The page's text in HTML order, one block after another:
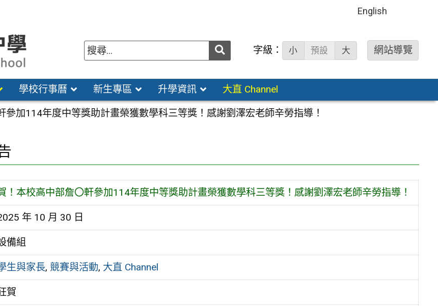
English
送出 字級： 小 預設 大 網站導覽
學校行事曆 新生專區 升學資訊 大直 Channel
參加114年度中等獎助計畫榮獲數學科三等獎！感謝劉澤宏老師辛勞指導！
！本校高中部詹〇軒參加114年度中等獎助計畫榮獲數學科三等獎！感謝劉澤宏老師辛勞指導！
年 10 月 30 日
備組
生與家長, 競賽與活動, 大直 Channel
賀